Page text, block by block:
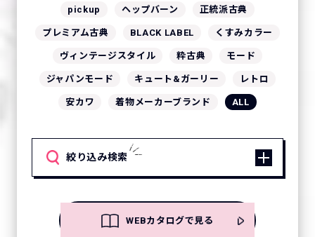
pickup ヘップバーン 正統派古典
プレミアム古典 BLACK LABEL くすみカラー
ヴィンテージスタイル 粋古典 モード
ジャパンモード キュート&ガーリー レトロ
安カワ 着物メーカーブランド ALL
絞り込み検索
WEBカタログで見る